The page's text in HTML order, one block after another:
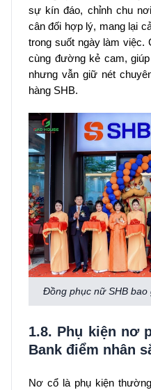
sự kín đáo, chỉnh chu
cân đối hợp lý, mang lại
trong suốt ngày làm việc.
cùng đường kẻ cam,
nhưng vẫn giữ nét
hàng SHB.
Đồng phục nữ SHB bao
1.8. Phụ kiện nơ
Bank điểm nhân
Nơ cổ là phụ kiện